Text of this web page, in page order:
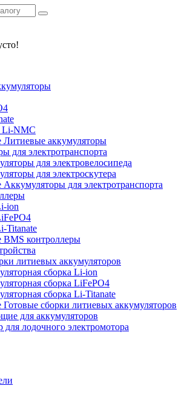
Li-NMC
Литиевые аккумуляторы
для электротранспорта
для электровелосипеда
для электроскутера
Аккумуляторы для электротранспорта
ion
Titanate
BMS контроллеры
литиевых аккумуляторов
сборка Li-ion
сборка LiFePO4
сборка Li-Titanate
Готовые сборки литиевых аккумуляторов
для аккумуляторов
для лодочного электромотора